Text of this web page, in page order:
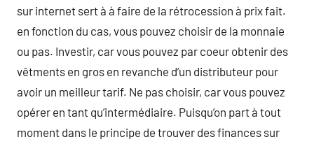
sur internet sert à à faire de la rétrocession à prix fait.
en fonction du cas, vous pouvez choisir de la monnaie
ou pas. Investir, car vous pouvez par coeur obtenir des
vêtments en gros en revanche d’un distributeur pour
avoir un meilleur tarif. Ne pas choisir, car vous pouvez
opérer en tant qu’intermédiaire. Puisqu’on part à tout
moment dans le principe de trouver des finances sur